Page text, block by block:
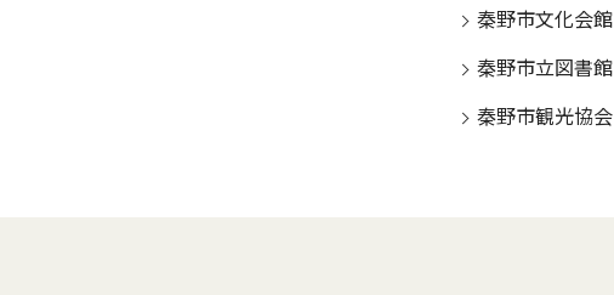
秦野市文化会館
秦野市立図書館
秦野市観光協会